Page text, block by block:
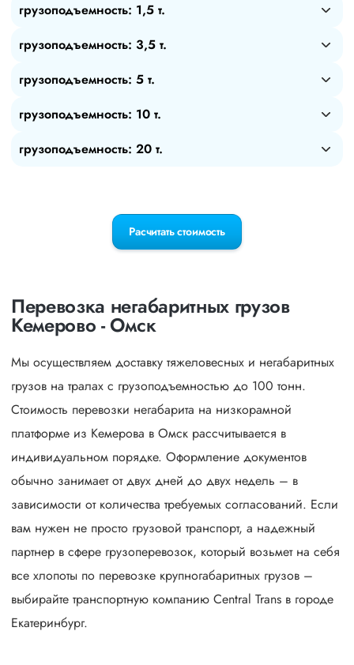
грузоподъемность: 1,5 т.
грузоподъемность: 3,5 т.
грузоподъемность: 5 т.
грузоподъемность: 10 т.
грузоподъемность: 20 т.
Расчитать стоимость
Перевозка негабаритных грузов
Кемерово - Омск
Мы осуществляем доставку тяжеловесных и негабаритных
грузов на тралах с грузоподъемностью до 100 тонн.
Стоимость перевозки негабарита на низкорамной
платформе из Кемерова в Омск рассчитывается в
индивидуальном порядке. Оформление документов
обычно занимает от двух дней до двух недель – в
зависимости от количества требуемых согласований. Если
вам нужен не просто грузовой транспорт, а надежный
партнер в сфере грузоперевозок, который возьмет на себя
все хлопоты по перевозке крупногабаритных грузов –
выбирайте транспортную компанию Central Trans в городе
Екатеринбург.